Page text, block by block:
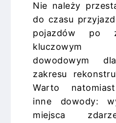
Nie należy
do czasu
pojazdów po
kluczowym
dowodowym
zakresu
Warto
inne dowody:
miejsca